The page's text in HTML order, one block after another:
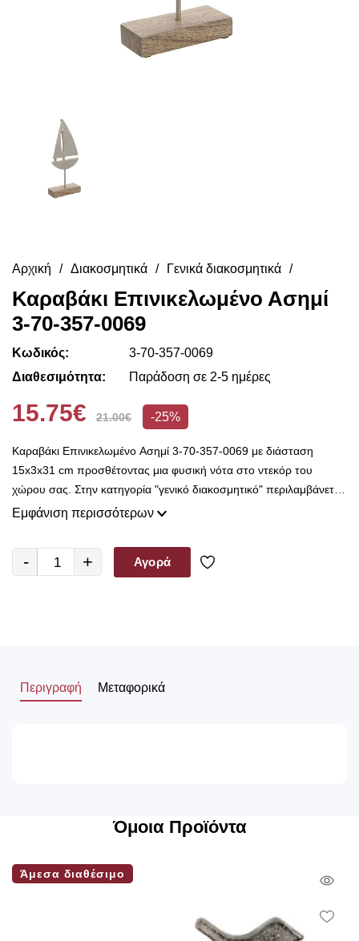
Αρχική Διακοσμητικά Γενικά διακοσμητικά
Καραβάκι Επινικελωμένο Ασημί
3-70-357-0069
Κωδικός:
3-70-357-0069
Διαθεσιμότητα:
Παράδοση σε 2-5 ημέρες
15.75€ 21.00€ -25%
Καραβάκι Επινικελωμένο Ασημί 3-70-357-0069 με διάσταση
15x3x31 cm προσθέτοντας μια φυσική νότα στο ντεκόρ του
χώρου σας. Στην κατηγορία "γενικό διακοσμητικό" περιλαμβάνεται
μια μεγάλη συλλογή από διακοσμητικά διαφόρων ειδών για όλους
και συνδυάστε τα με τα έπιπλα του σπιτιού σας και το γενικότερο
στυλ που επικρατεί, διευρύνοντας τη λειτουργικότητά του.
Εμφάνιση περισσότερων
- + Αγορά
Περιγραφή Μεταφορικά
Όμοια Προϊόντα
Άμεσα διαθέσιμο